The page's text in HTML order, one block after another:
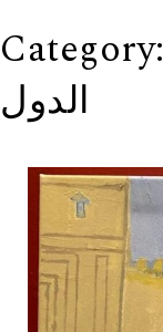
Category:
الدول